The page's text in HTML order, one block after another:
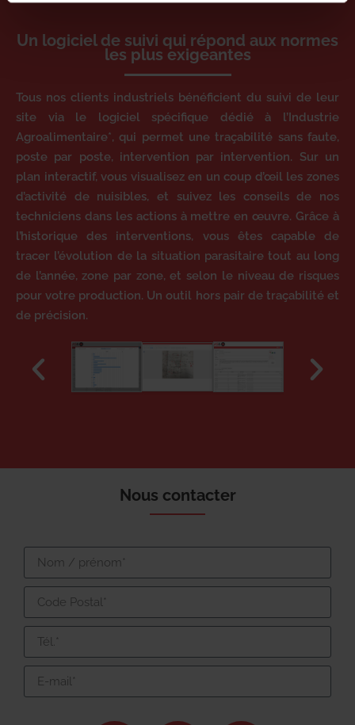
Un logiciel de suivi qui répond aux normes
les plus exigeantes
Tous nos clients industriels bénéficient du suivi de leur
site via le logiciel spécifique dédié à l’Industrie
Agroalimentaire*, qui permet une traçabilité sans faute,
poste par poste, intervention par intervention. Sur un
plan interactif, vous visualisez en un coup d’œil les zones
d’activité de nuisibles, et suivez les conseils de nos
techniciens dans les actions à mettre en œuvre. Grâce à
l’historique des interventions, vous êtes capable de
tracer l’évolution de la situation parasitaire tout au long
de l’année, zone par zone, et selon le niveau de risques
pour votre production. Un outil hors pair de traçabilité et
de précision.
Nous contacter